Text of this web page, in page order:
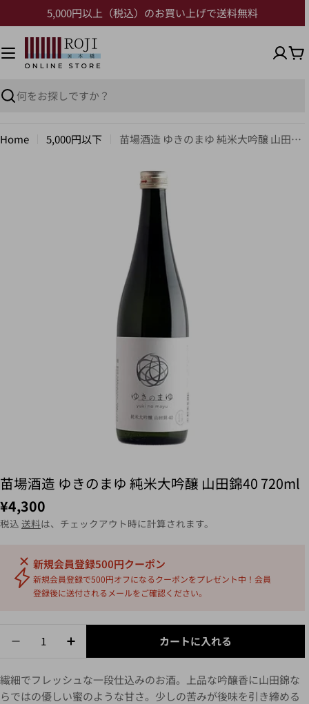
5,000円以上（税込）のお買い上げで送料無料
Home 5,000円以下 苗場酒造 ゆきのまゆ 純米大吟醸 山田錦40 720ml
苗場酒造 ゆきのまゆ 純米大吟醸 山田錦40 720ml
¥4,300
税込 送料は、チェックアウト時に計算されます。
新規会員登録500円クーポン
新規会員登録で500円オフになるクーポンをプレゼント中！会員
登録後に送付されるメールをご確認ください。
カートに入れる
繊細でフレッシュな一段仕込みのお酒。上品な吟醸香に山田錦な
らではの優しい蜜のような甘さ。少しの苦みが後味を引き締める